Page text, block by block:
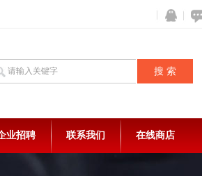
业招聘 联系我们 在线商店